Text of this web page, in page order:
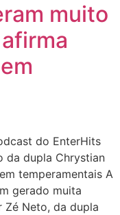
muito
do EnterHits
da dupla Chrystian
temperamentais A
gerado muita
Neto, da dupla